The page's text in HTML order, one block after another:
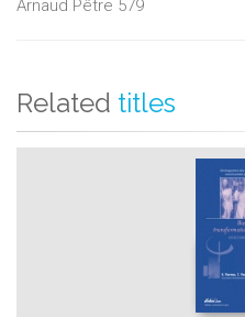
Arnaud Pêtre 579
Related titles